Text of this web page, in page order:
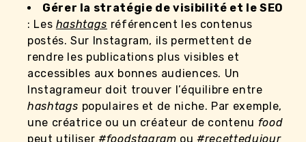
Gérer la stratégie de visibilité et le SEO
: Les hashtags référencent les contenus
postés. Sur Instagram, ils permettent de
rendre les publications plus visibles et
accessibles aux bonnes audiences. Un
Instagrameur doit trouver l’équilibre entre
hashtags populaires et de niche. Par exemple,
une créatrice ou un créateur de contenu food
peut utiliser #foodstagram ou#recettedujour